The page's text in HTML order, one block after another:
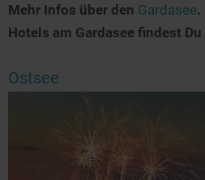
Mehr Infos über den Gardasee.
Hotels am Gardasee findest Du
Ostsee